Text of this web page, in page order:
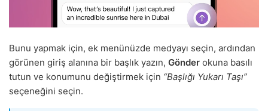
Bunu yapmak için, ek menünüzde medyayı seçin, ardından
görünen giriş alanına bir başlık yazın, Gönder okuna basılı
tutun ve konumunu değiştirmek için “Başlığı Yukarı Taşı”
seçeneğini seçin.